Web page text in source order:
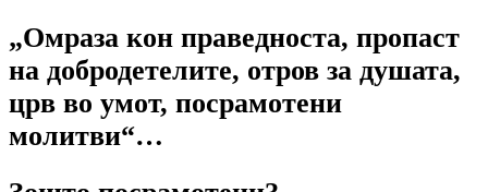
„Омраза кон праведноста, пропаст
на добродетелите, отров за душата,
црв во умот, посрамотени
молитви“…